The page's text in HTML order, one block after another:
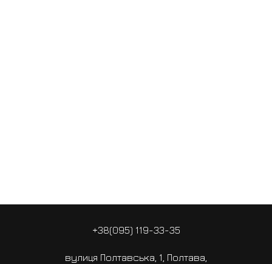
+38(095) 119-33-35
вулиця Полтавська, 1, Полтава,